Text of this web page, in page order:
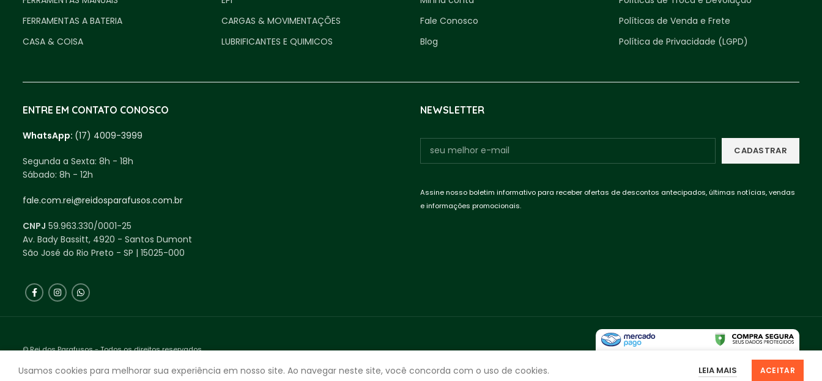
FERRAMENTAS A BATERIA
CASA & COISA
CARGAS & MOVIMENTAÇÕES
LUBRIFICANTES E QUIMICOS
Fale Conosco
Blog
Políticas de Venda e Frete
Política de Privacidade (LGPD)
ENTRE EM CONTATO CONOSCO
WhatsApp: (17) 4009-3999
Segunda a Sexta: 8h - 18h
Sábado: 8h - 12h
fale.com.rei@reidosparafusos.com.br
CNPJ 59.963.330/0001-25
Av. Bady Bassitt, 4920 - Santos Dumont
São José do Rio Preto - SP | 15025-000
NEWSLETTER
Assine nosso boletim informativo para receber ofertas de descontos antecipados, últimas notícias, vendas
e informações promocionais.
© Rei dos Parafusos - Todos os direitos reservados.
Usamos cookies para melhorar sua experiência em nosso site. Ao navegar neste site, você concorda com o uso de cookies. LEIA MAIS ACEITAR